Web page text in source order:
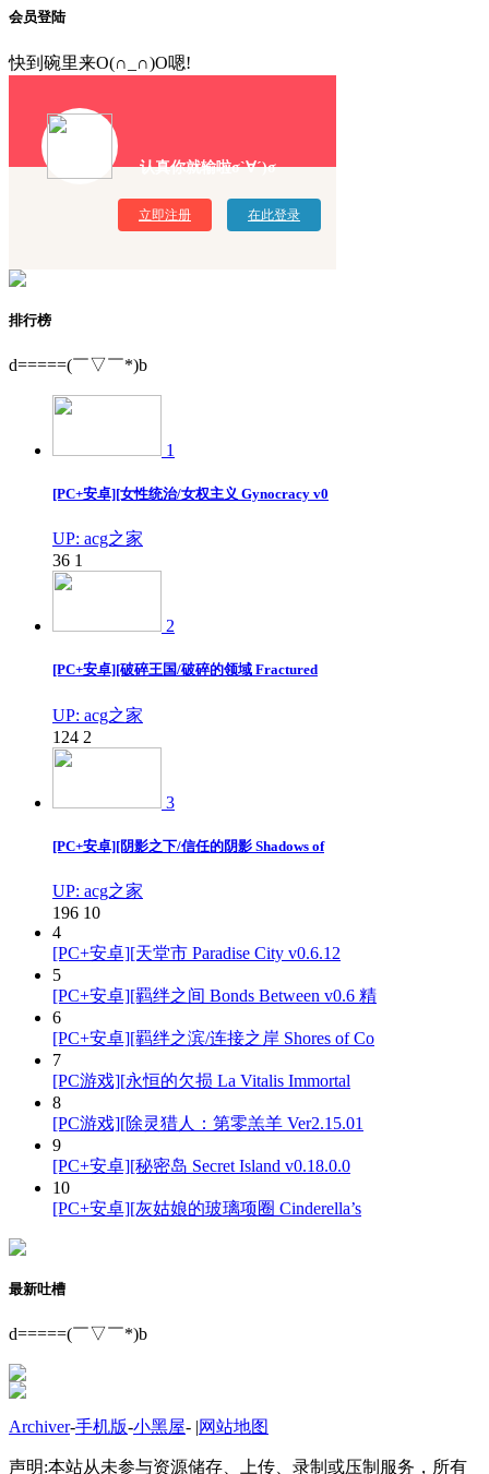
会员登陆
快到碗里来O(∩_∩)O嗯!
认真你就输啦σ`∀´)σ
立即注册 在此登录
排行榜
d=====(￣▽￣*)b
1
[PC+安卓][女性统治/女权主义 Gynocracy v0
UP: acg之家
36 1
2
[PC+安卓][破碎王国/破碎的领域 Fractured
UP: acg之家
124 2
3
[PC+安卓][阴影之下/信任的阴影 Shadows of
UP: acg之家
196 10
4
[PC+安卓][天堂市 Paradise City v0.6.12
5
[PC+安卓][羁绊之间 Bonds Between v0.6 精
6
[PC+安卓][羁绊之滨/连接之岸 Shores of Co
7
[PC游戏][永恒的欠损 La Vitalis Immortal
8
[PC游戏][除灵猎人：第零羔羊 Ver2.15.01
9
[PC+安卓][秘密岛 Secret Island v0.18.0.0
10
[PC+安卓][灰姑娘的玻璃项圈 Cinderella’s
最新吐槽
d=====(￣▽￣*)b
Archiver-手机版-小黑屋- |网站地图
声明:本站从未参与资源储存、上传、录制或压制服务，所有